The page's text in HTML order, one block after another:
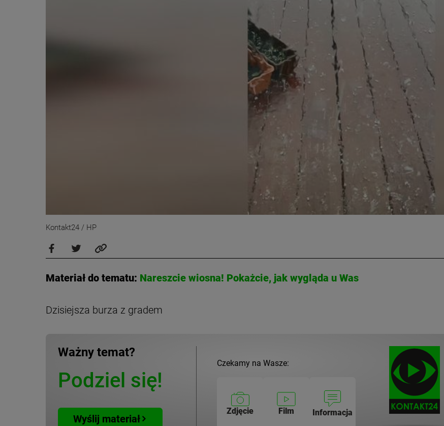
Kontakt24 / HP
Materiał do tematu: Nareszcie wiosna! Pokażcie, jak wygląda u Was
Dzisiejsza burza z gradem
Ważny temat?
Podziel się!
Wyślij materiał
Czekamy na Wasze:
Zdjęcie Film Informacja